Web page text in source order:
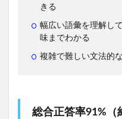
きる
幅広い語彙を理解し
味までわかる
複雑で難しい文法的
総合正答率91%（